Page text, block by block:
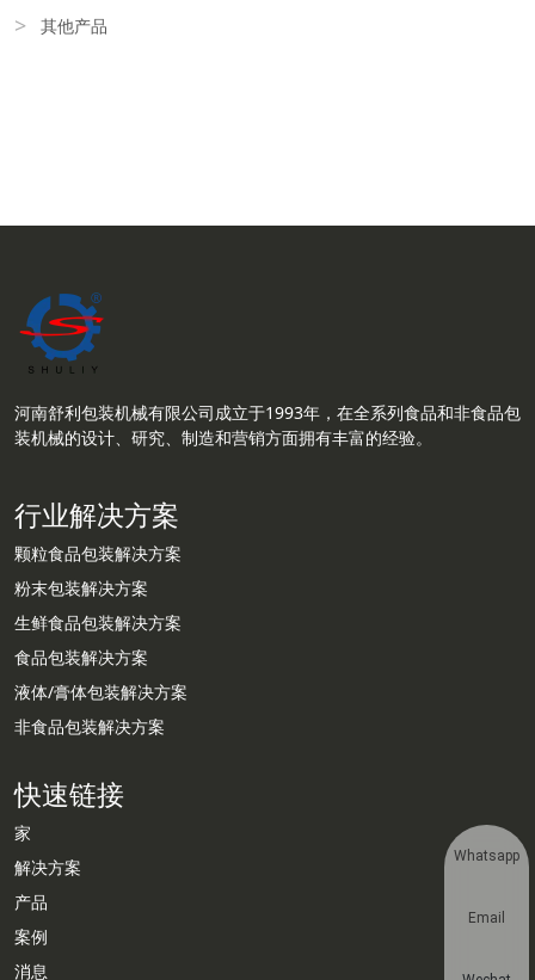
其他产品
河南舒利包装机械有限公司成立于1993年，在全系列食品和非食品包
装机械的设计、研究、制造和营销方面拥有丰富的经验。
行业解决方案
颗粒食品包装解决方案
粉末包装解决方案
生鲜食品包装解决方案
食品包装解决方案
液体/膏体包装解决方案
非食品包装解决方案
快速链接
家
解决方案
产品
案例
消息
Whatsapp
Email